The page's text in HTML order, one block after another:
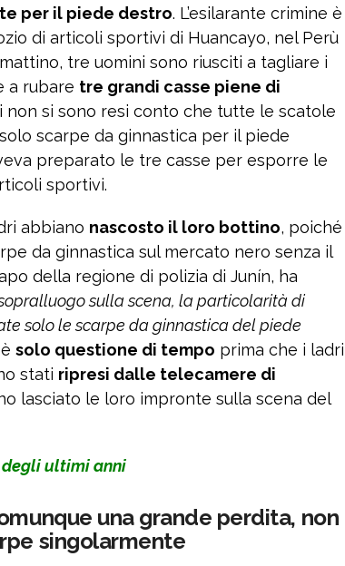
per il piede destro. L’esilarante crimine è
di articoli sportivi di Huancayo, nel Perù
tre uomini sono riusciti a tagliare i
a rubare tre grandi casse piene di
non si sono resi conto che tutte le scatole
scarpe da ginnastica per il piede
preparato le tre casse per esporre le
sportivi.
abbiano nascosto il loro bottino, poiché
da ginnastica sul mercato nero senza il
della regione di polizia di Junín, ha
sulla scena, la particolarità di
solo le scarpe da ginnastica del piede
solo questione di tempo prima che i ladri
stati ripresi dalle telecamere di
lasciato le loro impronte sulla scena del
ultimi anni
una grande perdita, non
singolarmente